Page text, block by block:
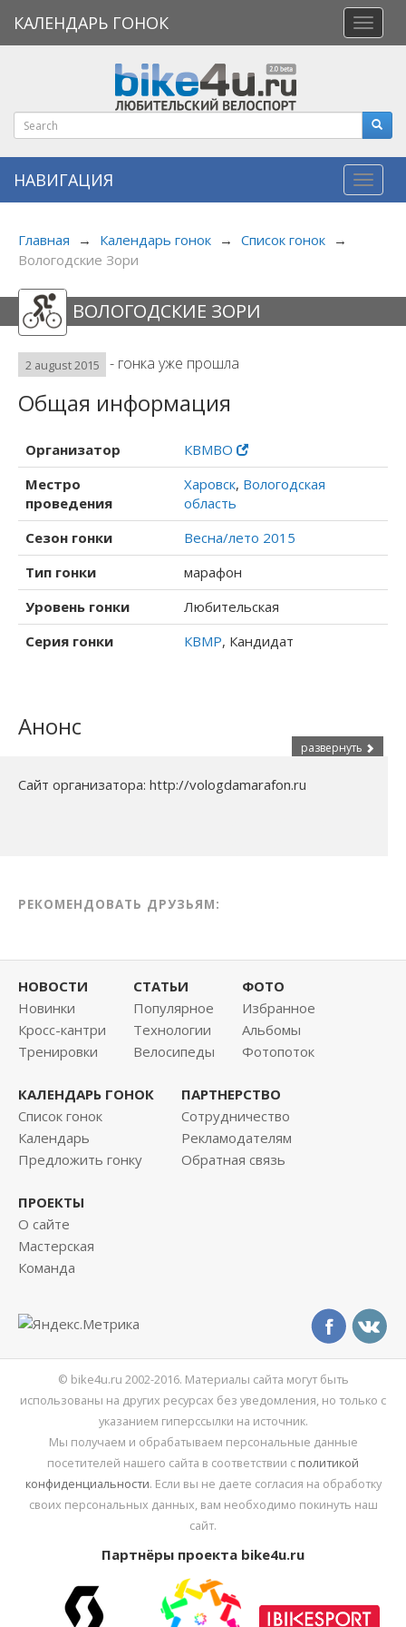
меню
КАЛЕНДАРЬ ГОНОК
НАВИГАЦИЯ
Главная → Календарь гонок → Список гонок →
Вологодские Зори
ВОЛОГОДСКИЕ ЗОРИ
2 august 2015 - гонка уже прошла
Общая информация
Организатор
КВМВО
Местро
проведения
Харовск, Вологодская
область
Сезон гонки
Весна/лето 2015
Тип гонки
марафон
Уровень гонки
Любительская
Серия гонки
КВМР, Кандидат
Анонс
развернуть
Сайт организатора: http://vologdamarafon.ru
РЕКОМЕНДОВАТЬ ДРУЗЬЯМ:
НОВОСТИ
Новинки
Кросс-кантри
Тренировки
СТАТЬИ
Популярное
Технологии
Велосипеды
ФОТО
Избранное
Альбомы
Фотопоток
КАЛЕНДАРЬ ГОНОК
Список гонок
Календарь
Предложить гонку
ПАРТНЕРСТВО
Сотрудничество
Рекламодателям
Обратная связь
ПРОЕКТЫ
О сайте
Мастерская
Команда
© bike4u.ru 2002-2016. Материалы сайта могут быть
использованы на других ресурсах без уведомления, но только с
указанием гиперссылки на источник.
Мы получаем и обрабатываем персональные данные
посетителей нашего сайта в соответствии с политикой
конфиденциальности. Если вы не даете согласия на обработку
своих персональных данных, вам необходимо покинуть наш
сайт.
Партнёры проекта bike4u.ru